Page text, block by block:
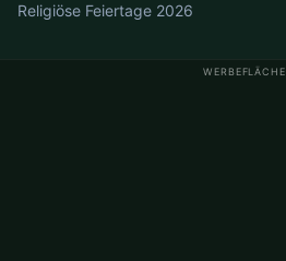
WERBEFLÄCHE
Religiöse Feiertage 2026
Gebetszeiten Deutschland